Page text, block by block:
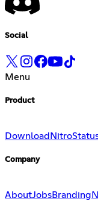
Social
Menu
Product
Download Nitro
Company
AboutJobsBranding